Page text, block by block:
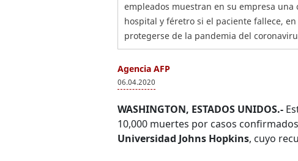
empleados muestran en su empresa
hospital y féretro si el paciente fallece,
protegerse de la pandemia del
Agencia AFP
06.04.2020
WASHINGTON, ESTADOS UNIDOS.-
10,000 muertes por casos
Universidad Johns Hopkins, cuyo